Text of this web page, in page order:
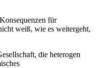
für
weiß, wie es weitergeht,
die heterogen